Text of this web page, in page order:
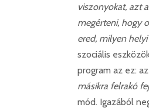
viszonyokat, azt
megérteni, hogy
ered, milyen
szociális
program az ez: az
másikra felrakó
mód. Igazából